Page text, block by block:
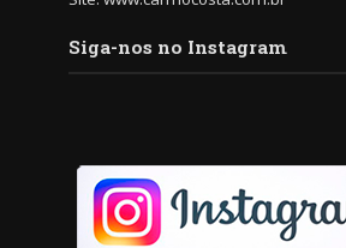
Siga-nos no Instagram